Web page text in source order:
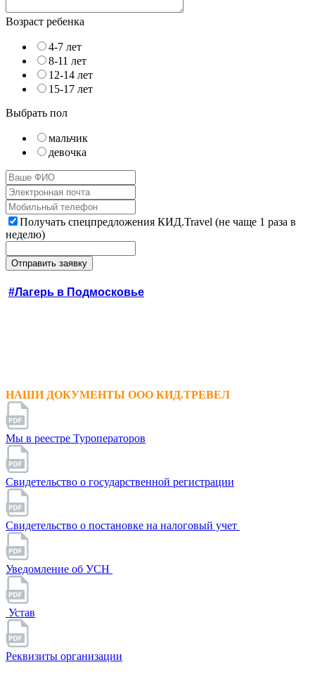
Возраст ребенка
4-7 лет
8-11 лет
12-14 лет
15-17 лет
Выбрать пол
мальчик
девочка
Получать спецпредложения КИД.Travel (не чаще 1 раза в
неделю)
#Лагерь в Подмосковье
НАШИ ДОКУМЕНТЫ ООО КИД.ТРЕВЕЛ
Мы в реестре Туроператоров
Свидетельство о государственной регистрации
Свидетельство о постановке на налоговый учет
Уведомление об УСН
Устав
Реквизиты организации